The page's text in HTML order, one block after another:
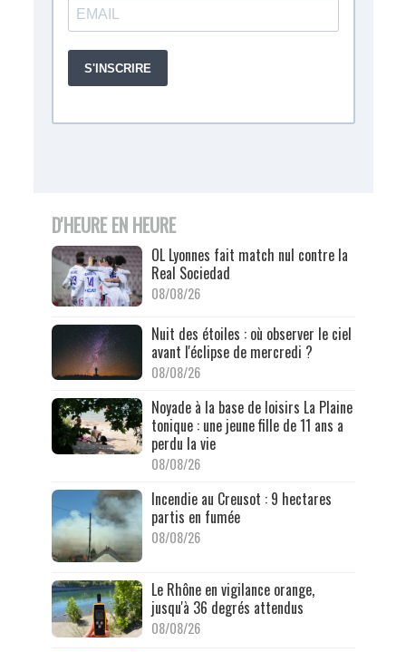
D'HEURE EN HEURE
OL Lyonnes fait match nul contre la
Real Sociedad
08/08/26
Nuit des étoiles : où observer le ciel
avant l'éclipse de mercredi ?
08/08/26
Noyade à la base de loisirs La Plaine
tonique : une jeune fille de 11 ans a
perdu la vie
08/08/26
Incendie au Creusot : 9 hectares
partis en fumée
08/08/26
Le Rhône en vigilance orange,
jusqu'à 36 degrés attendus
08/08/26